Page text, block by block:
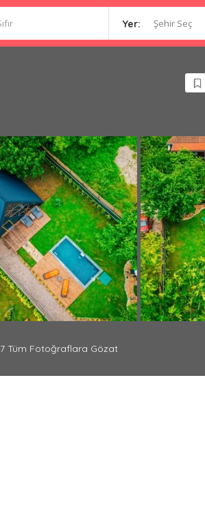
Yer: Şehir Seç
7 Tüm Fotoğraflara Gözat